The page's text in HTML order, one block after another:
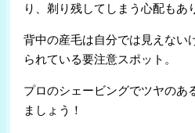
り、剃り残してしまう心配もあ
背中の産毛は自分では見えない
られている要注意スポット。
プロのシェービングでツヤのあ
ましょう！